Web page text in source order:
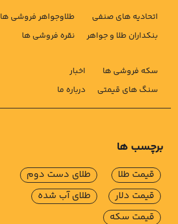
اتحادیه های صنفی
بنکداران طلا و جواهر
طلاوجواهر فروشی ها
نقره فروشی ها
سکه فروشی ها
سنگ های قیمتی
اخبار
درباره ما
برچسب ها
قیمت طلا
قیمت دلار
قیمت سکه
طلای دست دوم
طلای آب شده